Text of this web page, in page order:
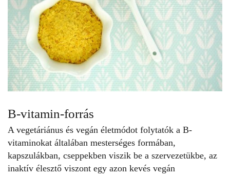
B-vitamin-forrás
A vegetáriánus és vegán életmódot folytatók a B-
vitaminokat általában mesterséges formában,
kapszulákban, cseppekben viszik be a szervezetükbe, az
inaktív élesztő viszont egy azon kevés vegán